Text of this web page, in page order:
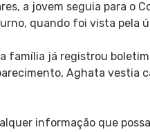
a jovem seguia para o
quando foi vista pela
família já registrou
Aghata vestia
informação que